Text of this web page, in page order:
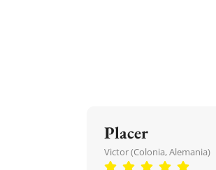
Placer
Victor (Colonia, Alemania)